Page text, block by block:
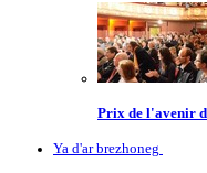
Prix de l'avenir
Ya d'ar brezhoneg